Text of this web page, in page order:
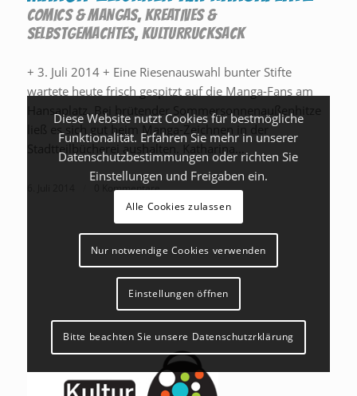
COMICS & MANGAS, KREATIVES &
SELBSTGEMACHTES, KULTURRUCKSACK
+ 3. Juli 2014 + Eine Riesenauswahl bunter Stifte
wartete heute frisch gespitzt auf die Manga-Fans am
Hansaplatz. Bei brütender Sommersonnenaußenhitze
ließ es sich gut beim Manga-Zeichnen in der
Stadtteilbücherei aushalten. Katharina…
0 Kommentare
Diese Website nutzt Cookies für bestmögliche
Funktionalität. Erfahren Sie mehr in unserer
Datenschutzbestimmungen oder richten Sie
Einstellungen und Freigaben ein.
Alle Cookies zulassen
Nur notwendige Cookies verwenden
Einstellungen öffnen
Bitte beachten Sie unsere Datenschutzrklärung